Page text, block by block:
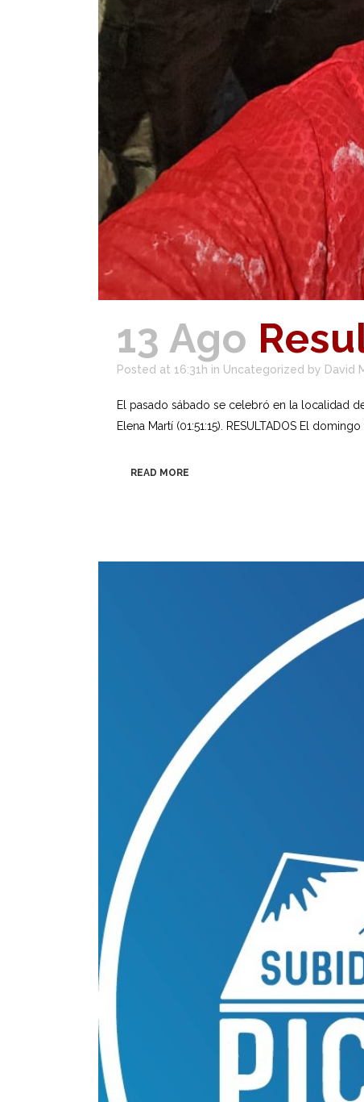
13 Ago
Posted at 16:31h in Uncategorized by David
El pasado sábado se celebró en la localidad
Elena Martí (01:51:15). RESULTADOS El
READ MORE